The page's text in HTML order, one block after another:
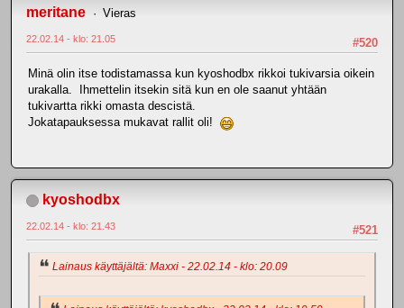
meritane Vieras
#520
22.02.14 - klo: 21.05
Minä olin itse todistamassa kun kyoshodbx rikkoi tukivarsia oikein
urakalla. Ihmettelin itsekin sitä kun en ole saanut yhtään
tukivartta rikki omasta descistä.
Jokatapauksessa mukavat rallit oli!
kyoshodbx
#521
22.02.14 - klo: 21.43
Lainaus käyttäjältä: Maxxi - 22.02.14 - klo: 20.09